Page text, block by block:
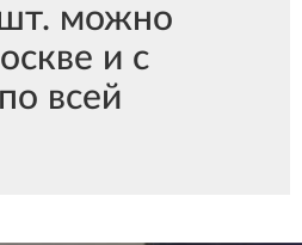
можно
и с
всей